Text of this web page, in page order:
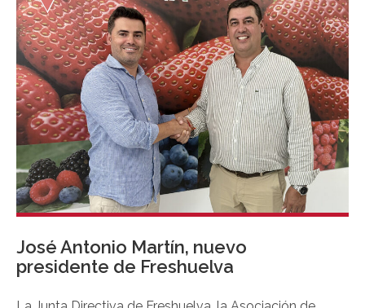
andaluza.
José Antonio Martín, nuevo
presidente de Freshuelva